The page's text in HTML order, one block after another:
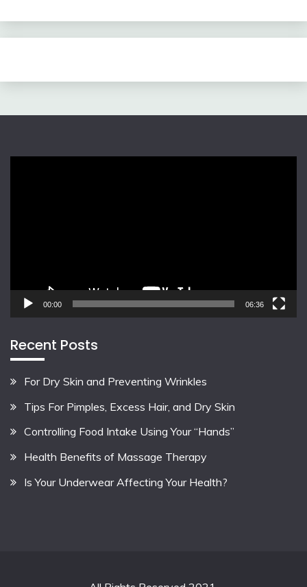
00:00 06:36
Recent Posts
For Dry Skin and Preventing Wrinkles
Tips For Pimples, Excess Hair, and Dry Skin
Controlling Food Intake Using Your “Hands”
Health Benefits of Massage Therapy
Is Your Underwear Affecting Your Health?